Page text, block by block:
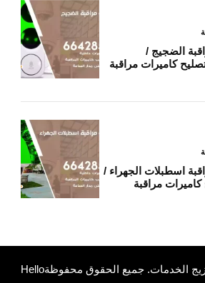
الضجيج /
معلم تصليح كاميرات مراقبة
اسطبلات الجهراء /
تصليح كاميرات مراقبة
الخدمات. جميع الحقوق محفوظةHello